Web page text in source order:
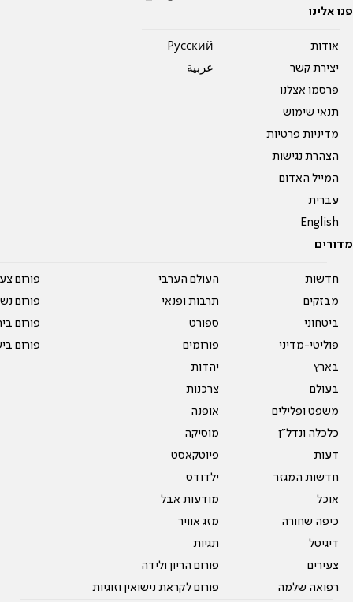
פנו אלינו
אודות
יצירת קשר
פרסמו אצלנו
תנאי שימוש
מדיניות פרטיות
הצהרת נגישות
המייל האדום
עברית
English
Pусский
عربية
מדורים
חדשות
מבזקים
ביטחוני
פוליטי-מדיני
בארץ
בעולם
משפט ופלילים
כלכלה ונדל"ן
דעות
חדשות המגזר
אוכל
כיפה שחורה
דיגיטל
צעירים
רפואה שלמה
העולם הערבי
תרבות ופנאי
ספורט
פורומים
יהדות
צרכנות
אופנה
מוסיקה
פיוטקאסט
ילדודס
מודעות אבל
מזג אוויר
תגיות
פורום הריון ולידה
פורום לקראת נישואין וזוגיות
פורום
פורום
פורום
פורום